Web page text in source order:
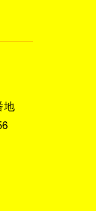
地